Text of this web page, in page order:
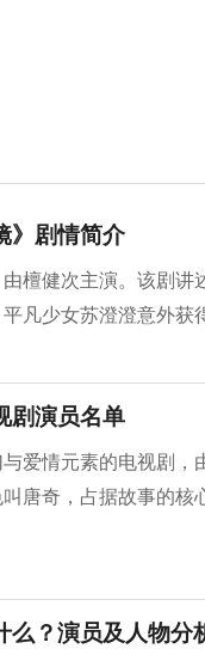
》剧情简介
由檀健次主演。该剧
凡少女苏澄澄意外获
剧演员名单
与爱情元素的电视剧
唐奇，占据故事的
么？演员及人物分